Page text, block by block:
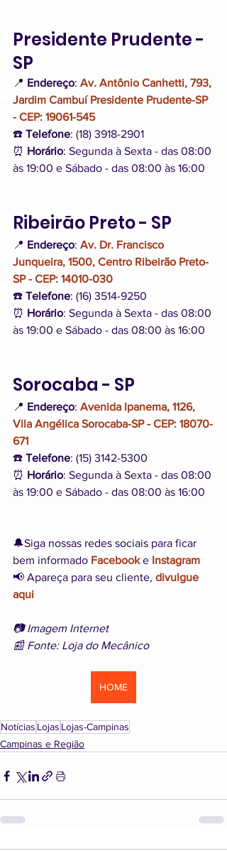
Presidente Prudente -
SP
📍 Endereço: Av. Antônio Canhetti, 793,
Jardim Cambuí Presidente Prudente-SP
- CEP: 19061-545
☎️ Telefone: (18) 3918-2901
⏰ Horário: Segunda à Sexta - das 08:00
às 19:00 e Sábado - das 08:00 às 16:00
Ribeirão Preto - SP
📍 Endereço: Av. Dr. Francisco
Junqueira, 1500, Centro Ribeirão Preto-
SP - CEP: 14010-030
☎️ Telefone: (16) 3514-9250
⏰ Horário: Segunda à Sexta - das 08:00
às 19:00 e Sábado - das 08:00 às 16:00
Sorocaba - SP
📍 Endereço: Avenida Ipanema, 1126,
Vila Angélica Sorocaba-SP - CEP: 18070-
671
☎️ Telefone: (15) 3142-5300
⏰ Horário: Segunda à Sexta - das 08:00
às 19:00 e Sábado - das 08:00 às 16:00
🔔Siga nossas redes sociais para ficar
bem informado Facebook e Instagram
📢 Apareça para seu cliente, divulgue
aqui
📷 Imagem Internet
📰 Fonte: Loja do Mecânico
HOME
Notícias Lojas Lojas-Campinas
Campinas e Região